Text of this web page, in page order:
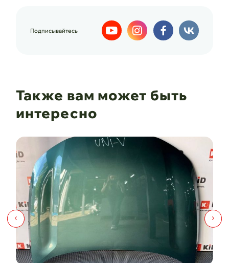
Подписывайтесь
Также вам может быть
интересно